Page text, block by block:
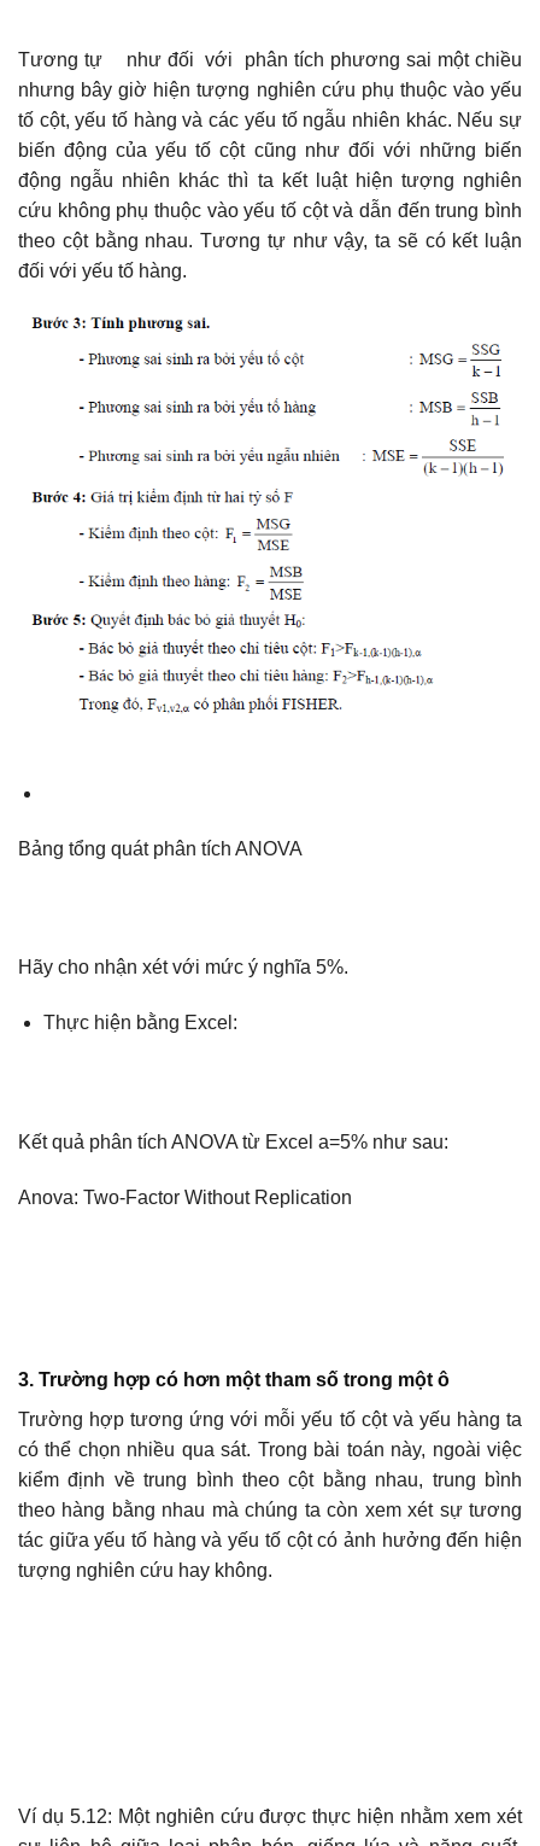
Tương tự như đối với phân tích phương sai một chiều
nhưng bây giờ hiện tượng nghiên cứu phụ thuộc vào yếu
tố cột, yếu tố hàng và các yếu tố ngẫu nhiên khác. Nếu sự
biến động của yếu tố cột cũng như đối với những biến
động ngẫu nhiên khác thì ta kết luật hiện tượng nghiên
cứu không phụ thuộc vào yếu tố cột và dẫn đến trung bình
theo cột bằng nhau. Tương tự như vậy, ta sẽ có kết luận
đối với yếu tố hàng.
Bảng tổng quát phân tích ANOVA
Hãy cho nhận xét với mức ý nghĩa 5%.
Thực hiện bằng Excel:
Kết quả phân tích ANOVA từ Excel a=5% như sau:
Anova: Two-Factor Without Replication
3. Trường hợp có hơn một tham số trong một ô
Trường hợp tương ứng với mỗi yếu tố cột và yếu hàng ta
có thể chọn nhiều qua sát. Trong bài toán này, ngoài việc
kiểm định về trung bình theo cột bằng nhau, trung bình
theo hàng bằng nhau mà chúng ta còn xem xét sự tương
tác giữa yếu tố hàng và yếu tố cột có ảnh hưởng đến hiện
tượng nghiên cứu hay không.
Ví dụ 5.12: Một nghiên cứu được thực hiện nhằm xem xét